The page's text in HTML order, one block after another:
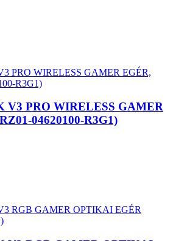
V3 PRO WIRELESS GAMER
04620100-R3G1)